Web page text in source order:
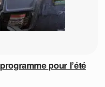
pour l’été